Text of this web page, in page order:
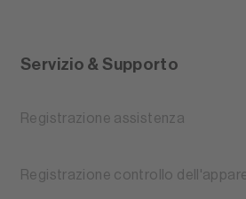
Servizio & Supporto
Registrazione assistenza
Registrazione controllo